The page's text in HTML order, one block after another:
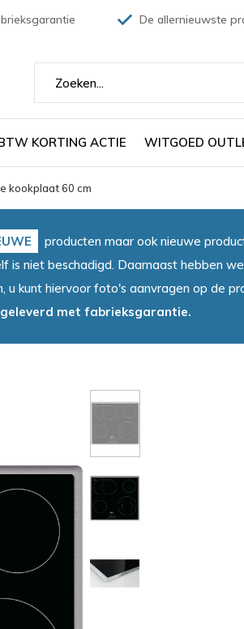
KORTING ACTIE WITGOED
De allernieuwste
kookplaat 60 cm
producten maar ook nieuwe
is niet beschadigd. Daarnaast hebben
u kunt hiervoor foto's aanvragen op de
met fabrieksgarantie.